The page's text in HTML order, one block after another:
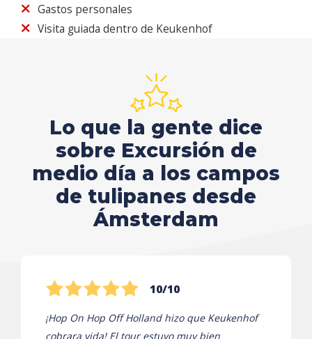
Gastos personales
Visita guiada dentro de Keukenhof
Lo que la gente dice
sobre Excursión de
medio día a los campos
de tulipanes desde
Ámsterdam
10/10
¡Hop On Hop Off Holland hizo que Keukenhof
cobrara vida! El tour estuvo muy bien